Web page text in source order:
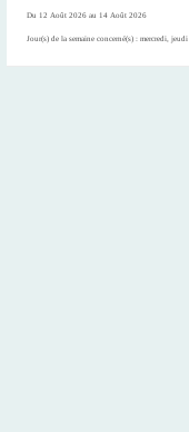
Du 12 Août 2026 au 14 Août 2026
Jour(s) de la semaine concerné(s) : mercredi, jeudi